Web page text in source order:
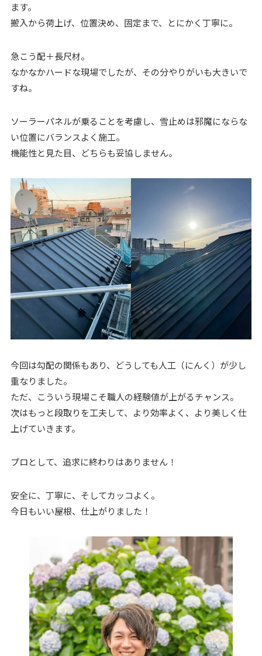
ます。
搬入から荷上げ、位置決め、固定まで、とにかく丁寧に。
急こう配＋長尺材。
なかなかハードな現場でしたが、その分やりがいも大きいで
すね。
ソーラーパネルが乗ることを考慮し、雪止めは邪魔にならな
い位置にバランスよく施工。
機能性と見た目、どちらも妥協しません。
今回は勾配の関係もあり、どうしても人工（にんく）が少し
重なりました。
ただ、こういう現場こそ職人の経験値が上がるチャンス。
次はもっと段取りを工夫して、より効率よく、より美しく仕
上げていきます。
プロとして、追求に終わりはありません！
安全に、丁寧に、そしてカッコよく。
今日もいい屋根、仕上がりました！